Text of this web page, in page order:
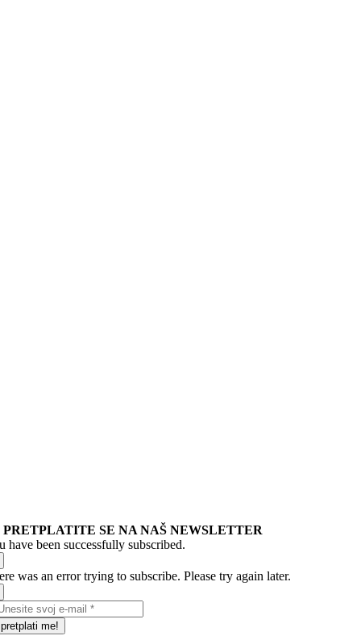
PRETPLATITE SE NA NAŠ NEWSLETTER
have been successfully subscribed.
was an error trying to subscribe. Please try again later.
pretplati me!